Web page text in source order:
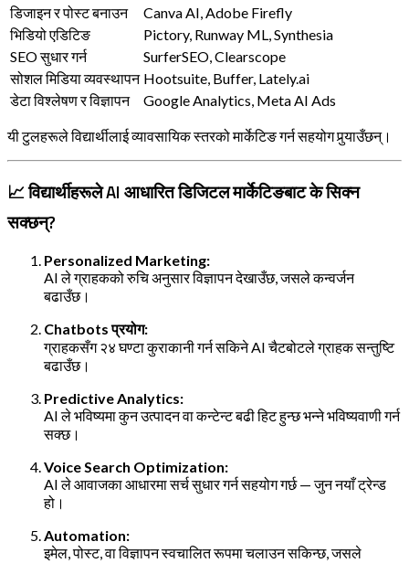
डिजाइन र पोस्ट बनाउन
Canva AI, Adobe Firefly
भिडियो एडिटिङ
Pictory, Runway ML, Synthesia
SEO सुधार गर्न
SurferSEO, Clearscope
सोशल मिडिया व्यवस्थापन Hootsuite, Buffer, Lately.ai
डेटा विश्लेषण र विज्ञापन
Google Analytics, Meta AI Ads
यी टुलहरूले विद्यार्थीलाई व्यावसायिक स्तरको मार्केटिङ गर्न सहयोग पुर्‍याउँछन्।
📈 विद्यार्थीहरूले AI आधारित डिजिटल मार्केटिङबाट के सिक्न
सक्छन्?
Personalized Marketing:
AI ले ग्राहकको रुचि अनुसार विज्ञापन देखाउँछ, जसले कन्वर्जन
बढाउँछ।
Chatbots प्रयोग:
ग्राहकसँग २४ घण्टा कुराकानी गर्न सकिने AI चैटबोटले ग्राहक सन्तुष्टि
बढाउँछ।
Predictive Analytics:
AI ले भविष्यमा कुन उत्पादन वा कन्टेन्ट बढी हिट हुन्छ भन्ने भविष्यवाणी गर्न
सक्छ।
Voice Search Optimization:
AI ले आवाजका आधारमा सर्च सुधार गर्न सहयोग गर्छ — जुन नयाँ ट्रेन्ड
हो।
Automation:
इमेल, पोस्ट, वा विज्ञापन स्वचालित रूपमा चलाउन सकिन्छ, जसले